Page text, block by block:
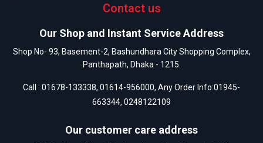
Contact us
Our Shop and Instant Service Address
Shop No- 93, Basement-2, Bashundhara City Shopping Complex,
Panthapath, Dhaka - 1215.
Call : 01678-133338, 01614-956000, Any Order Info:01945-
663344, 0248122109
Our customer care address